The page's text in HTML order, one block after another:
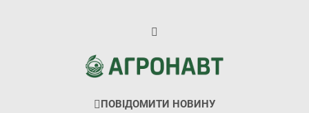
Агронавт
Новини Українського Агробізнесу
ПОВІДОМИТИ НОВИНУ